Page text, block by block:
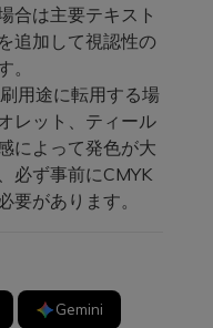
合は主要テキスト
追加して視認性の
。
用途に転用する場
レット、ティール
によって発色が大
必ず事前にCMYK
要があります。
Gemini